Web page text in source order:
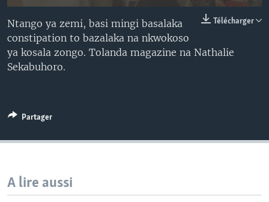
SCIENCE/TECHNOLOGIE
SPORTS
Télécharger
Ntango ya zemi, basi mingi basalaka
constipation to bazalaka na nkwokoso
ya kosala zongo. Tolanda magazine na Nathalie
Sekabuhoro.
Partager
A lire aussi